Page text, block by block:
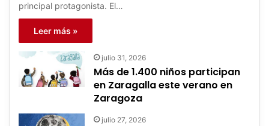
principal protagonista. El…
Leer más »
julio 31, 2026
Más de 1.400 niños participan
en Zaragalla este verano en
Zaragoza
julio 27, 2026